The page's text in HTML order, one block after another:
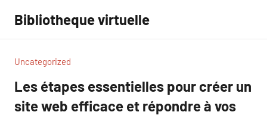
contenu
Bibliotheque virtuelle
Uncategorized
Les étapes essentielles pour créer un
site web efficace et répondre à vos